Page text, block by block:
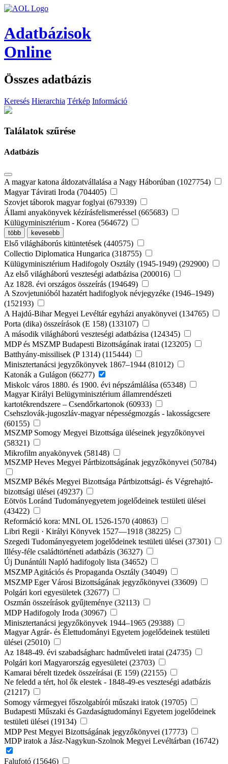
Adatbázisok
Online
Összes adatbázis
Keresés Hierarchia Térkép Információ
Találatok szűrése
Adatbázis
A magyar katona áldozatvállalása a Nagy Háborúban (1027754)
Magyar Távirati Iroda (704405)
Szovjet táborok magyar foglyai (679339)
Állami anyakönyvek kézírásfelismeréssel (665683)
Külügyminisztérium - Korea (564672)
több kevesebb
Első világháborús kitüntetések (440575)
Collectio Diplomatica Hungarica (318755)
Külügyminisztérium Hadifogoly Osztály (1945-1949) (292900)
Az első világháború veszteségi adatbázisa (200016)
Az 1828. évi országos összeírás (194649)
A Szovjetunióból hazatért hadifoglyok névjegyzéke (1946–1949)
(152193)
A Hajdú-Bihar Megyei Levéltár egyházi anyakönyvei (134765)
Porta (dika) összeírások (E 158) (133107)
A második világháború veszteségi adatbázisa (124345)
MDP és MSZMP Budapesti Bizottságának iratai (123205)
Batthyány-missilisek (P 1314) (115444)
Minisztertanácsi jegyzőkönyvek 1867–1944 (81012)
Katonák a Gulágon (66277)
Miskolc város 1880. és 1900. évi népszámlálása (65348)
Magyar Királyi Belügyminisztérium államrendészeti
kartotékrendszere – Csendőrkartonok (60933)
Csehszlovák-jugoszláv-magyar népességmozgás - lakosságcsere
(60155)
MSZMP Somogy Megyei Bizottsága üléseinek jegyzőkönyvei
(58321)
Mikrofilm anyakönyvek (58148)
MSZMP Heves Megyei Pártbizottságának jegyzőkönyvei (50784)
MSZMP Békés Megyei Bizottsága Pártbizottsági- és Végrehajtó-
bizottsági ülései (49237)
Eötvös Loránd Tudományegyetem jogelődeinek testületi ülései
(43422)
Reformáció kora: MNL OL 1526-1570 (40863)
Libri Regii · Királyi Könyvek 1527—1918 (38225)
Szegedi Tudományegyetem jogelődeinek testületi ülései (37301)
Illésy-féle családtörténeti adatbázis (36327)
Új Dunántúli Napló hadifogoly lista (34652)
MSZMP Agitációs és Propaganda Osztály (34049)
MSZMP Eger Városi Bizottságának jegyzőkönyvei (33609)
Polgári kori egyesületek (32677)
Oszmán összeírások gyűjteménye (32113)
MDP Hadifogoly Iroda (30967)
Minisztertanácsi jegyzőkönyvek 1944–1965 (29388)
Magyar Agrár- és Élettudományi Egyetem jogelődeinek testületi
ülései (25010)
Az 1848-49. évi szabadságharc hadműveleti iratai (24735)
Polgári kori Magyarország egyesületei (23703)
Kamarai bérelt tizedek összeírásai (E 159) (22155)
Ne feledd a tért, hol ők elestek - 1848-49-es veszteségi adatbázis
(21217)
Somogy vármegyei főszolgabírói műszaki iratok (19705)
Budapesti Műszaki és Gazdaságtudományi Egyetem jogelődeinek
testületi ülései (19134)
MDP Pest Megyei Bizottságának jegyzőkönyvei (17773)
MDP iratok a Jász-Nagykun-Szolnok Megyei Levéltárban (16742)
Falufotó (15646)